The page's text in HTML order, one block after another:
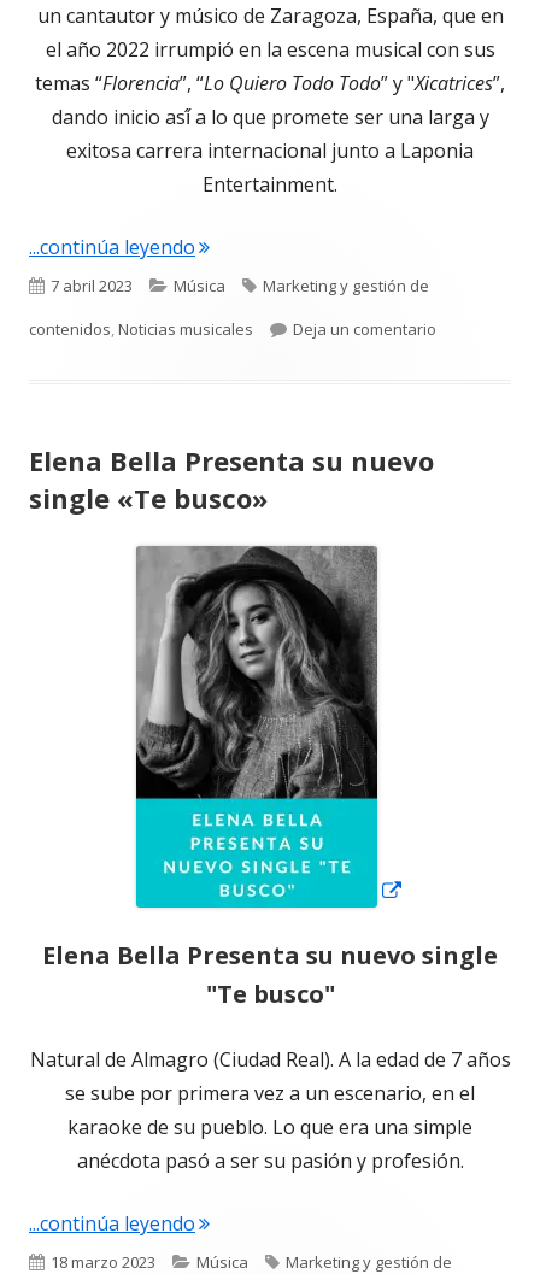
un cantautor y músico de Zaragoza, España, que en
el año 2022 irrumpió en la escena musical con sus
temas “Florencia”, “Lo Quiero Todo Todo” y "Xicatrices”,
dando inicio así́ a lo que promete ser una larga y
exitosa carrera internacional junto a Laponia
Entertainment.
...continúa leyendo"Héctor Pérez presenta «Dame una
Publicado
el
7 abril 2023 Categorías
Música Etiquetas
Marketing y gestión de
contenidos,Noticias musicales Deja un comentario
Elena Bella Presenta su nuevo
single «Te busco»
Elena Bella Presenta su nuevo single
"Te busco"
Natural de Almagro (Ciudad Real). A la edad de 7 años
se sube por primera vez a un escenario, en el
karaoke de su pueblo. Lo que era una simple
anécdota pasó a ser su pasión y profesión.
...continúa leyendo"Elena Bella Presenta su nuevo single
Publicado
18 marzo 2023 Categorías
Música Etiquetas
Marketing y gestión de